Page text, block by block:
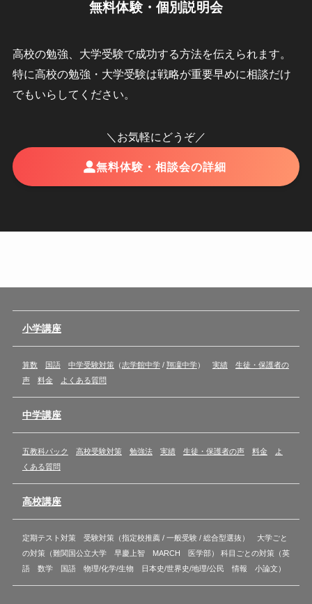
無料体験・個別説明会
高校の勉強、大学受験で成功する方法を伝えられます。
特に高校の勉強・大学受験は戦略が重要早めに相談だけ
でもいらしてください。
＼お気軽にどうぞ／
無料体験・相談会の詳細
小学講座
算数 国語 中学受験対策（志学館中学/ 翔凜中学） 実績
生徒・保護者の
声
料金 よくある質問
中学講座
五教科パック 高校受験対策 勉強法 実績 生徒・保護者の声 料金
よ
くある質問
高校講座
定期テスト対策 受験対策（指定校推薦 / 一般受験 / 総合型選抜） 大学ごと
の対策（難関国公立大学 早慶上智 MARCH 医学部） 科目ごとの対策（英
語 数学 国語 物理/化学/生物 日本史/世界史/地理/公民 情報 小論文）